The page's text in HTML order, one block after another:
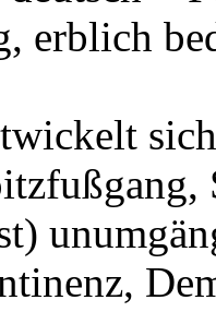
erblich